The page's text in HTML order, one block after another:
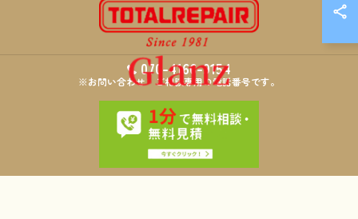
070-4166-9154
※お問い合わせ・ご相談専用の電話番号です。
© 2026 埼玉のリペア・リフォームならTOTALREPAIR Glanz ALL RIGHTS
RESERVED.